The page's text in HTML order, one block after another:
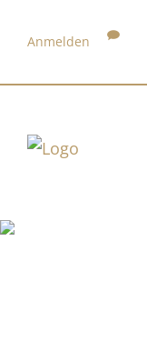
Anmelden